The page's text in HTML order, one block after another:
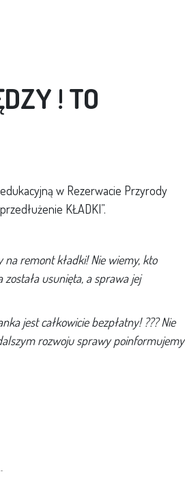
! TO
w Rezerwacie Przyrody
KŁADKI”.
remont kładki! Nie wiemy, kto
usunięta, a sprawa jej
jest całkowicie bezpłatny! ??? Nie
rozwoju sprawy poinformujemy